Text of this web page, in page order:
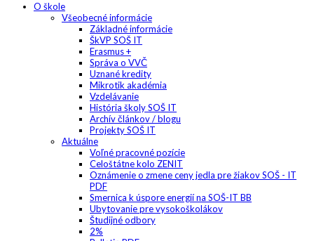
O škole
Všeobecné informácie
Základné informácie
ŠkVP SOŠ IT
Erasmus +
Správa o VVČ
Uznané kredity
Mikrotik akadémia
Vzdelávanie
História školy SOŠ IT
Archív článkov / blogu
Projekty SOŠ IT
Aktuálne
Voľné pracovné pozície
Celoštátne kolo ZENIT
Oznámenie o zmene ceny jedla pre žiakov SOŠ - IT
PDF
Smernica k úspore energií na SOŠ-IT BB
Ubytovanie pre vysokoškolákov
Študijné odbory
2%